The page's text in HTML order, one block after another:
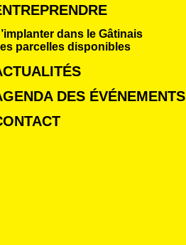
dans le Gâtinais
parcelles disponibles
DES ÉVÉNEMENTS